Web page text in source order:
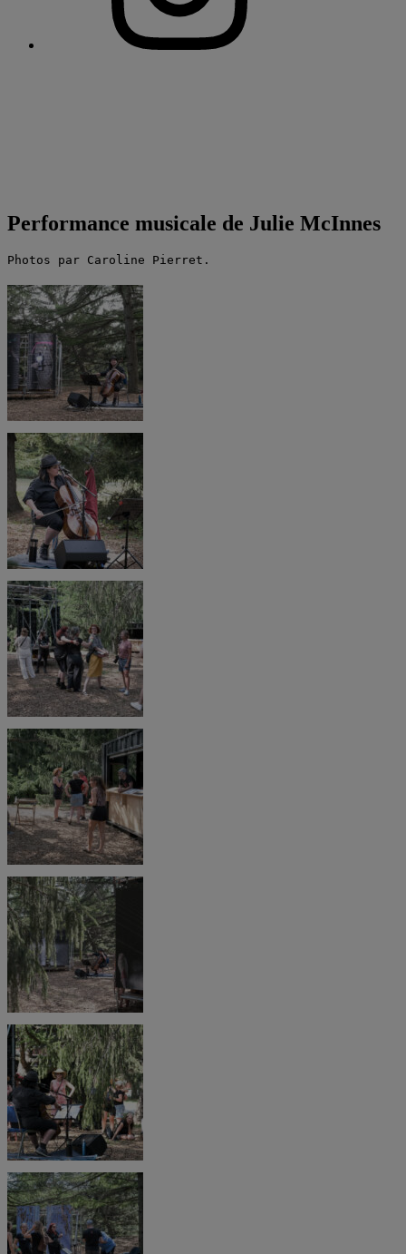
Performance musicale de Julie McInnes
Photos par Caroline Pierret.